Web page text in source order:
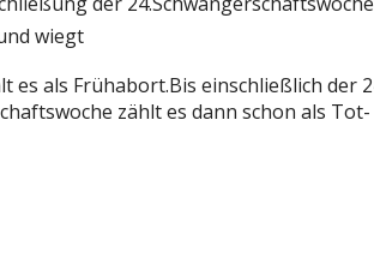
wiegt
es als Frühabort.Bis einschließlich der
zählt es dann schon als